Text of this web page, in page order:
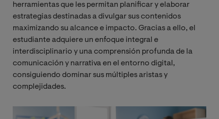
herramientas que les permitan planificar y elaborar
estrategias destinadas a divulgar sus contenidos
maximizando su alcance e impacto. Gracias a ello, el
estudiante adquiere un enfoque integral e
interdisciplinario y una comprensión profunda de la
comunicación y narrativa en el entorno digital,
consiguiendo dominar sus múltiples aristas y
complejidades.